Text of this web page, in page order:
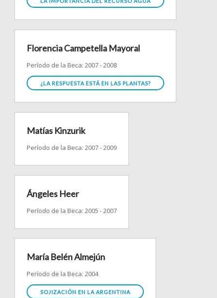
Florencia Campetella Mayoral
Período de la Beca: 2007 - 2008
¿LA RESPUESTA ESTÁ EN LAS PLANTAS?
Matías Kinzurik
Período de la Beca: 2007 - 2009
Ángeles Heer
Período de la Beca: 2005 - 2007
María Belén Almejún
Período de la Beca: 2004
SOJIZACIÓN EN LA ARGENTINA